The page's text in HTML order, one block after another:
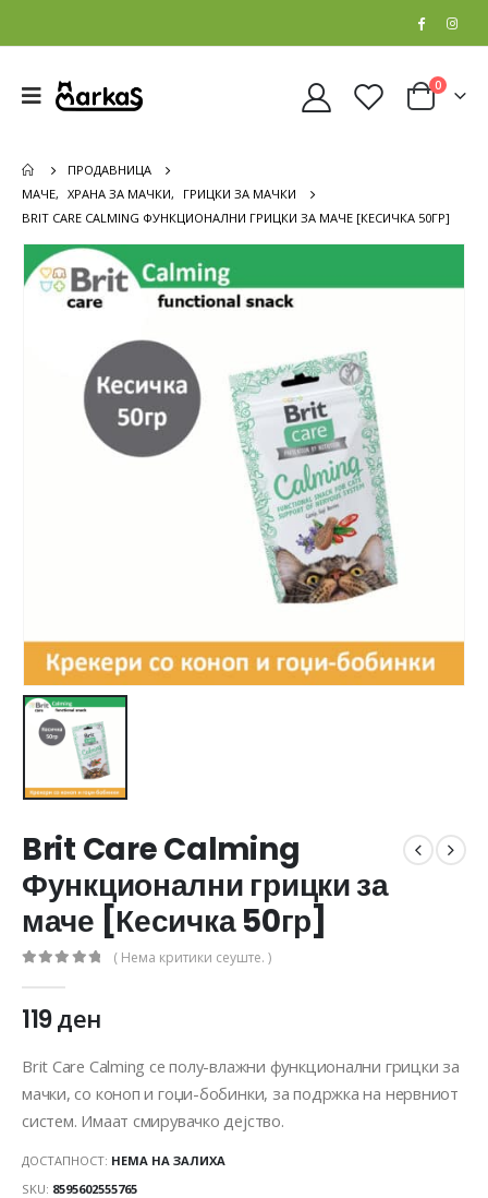
0
ПРОДАВНИЦА
МАЧЕ, ХРАНА ЗА МАЧКИ,
ГРИЦКИ ЗА МАЧКИ
BRIT CARE CALMING ФУНКЦИОНАЛНИ ГРИЦКИ ЗА МАЧЕ [КЕСИЧКА 50ГР]
Brit Care Calming
Функционални грицки за
маче [Кесичка 50гр]
( Нема критики сеуште. )
119ден
Brit Care Calming се полу-влажни функционални грицки за
мачки, со коноп и гоџи-бобинки, за подржка на нервниот
систем. Имаат смирувачко дејство.
ДОСТАПНОСТ: НЕМА НА ЗАЛИХА
SKU: 8595602555765